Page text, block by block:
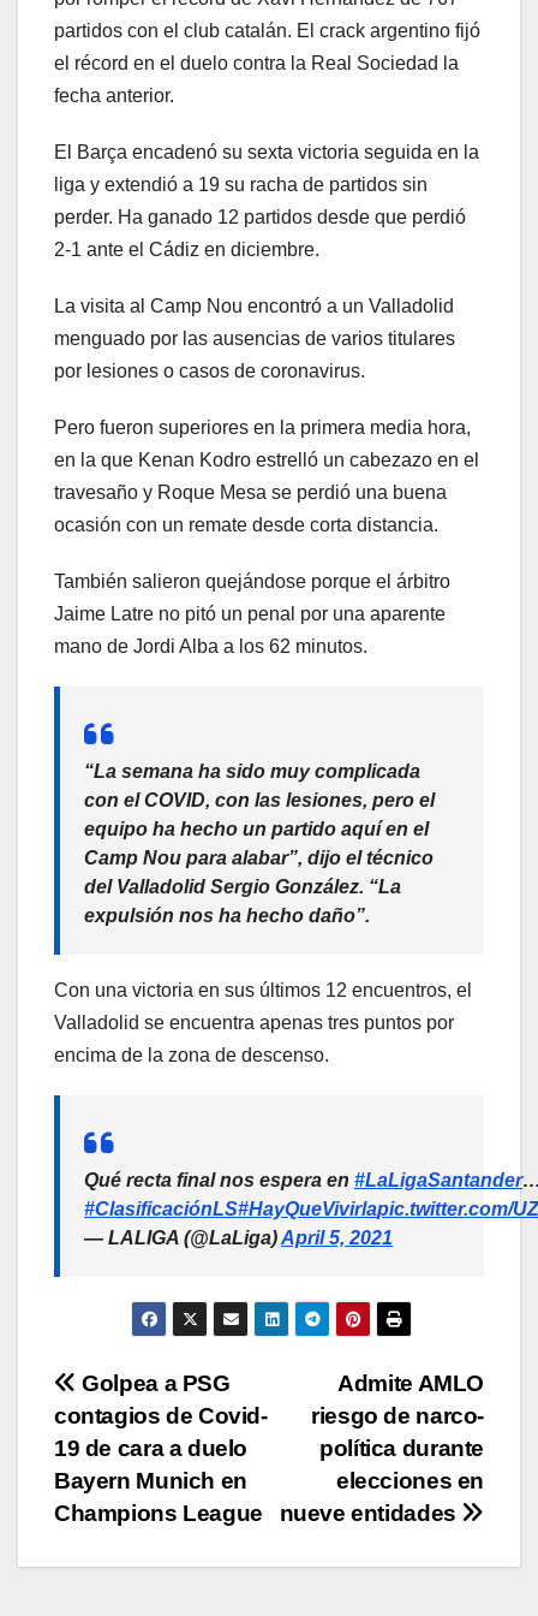
partidos con el club catalán. El crack argentino fijó
el récord en el duelo contra la Real Sociedad la
fecha anterior.
El Barça encadenó su sexta victoria seguida en la
liga y extendió a 19 su racha de partidos sin
perder. Ha ganado 12 partidos desde que perdió
2-1 ante el Cádiz en diciembre.
La visita al Camp Nou encontró a un Valladolid
menguado por las ausencias de varios titulares
por lesiones o casos de coronavirus.
Pero fueron superiores en la primera media hora,
en la que Kenan Kodro estrelló un cabezazo en el
travesaño y Roque Mesa se perdió una buena
ocasión con un remate desde corta distancia.
También salieron quejándose porque el árbitro
Jaime Latre no pitó un penal por una aparente
mano de Jordi Alba a los 62 minutos.
“La semana ha sido muy complicada
con el COVID, con las lesiones, pero el
equipo ha hecho un partido aquí en el
Camp Nou para alabar”, dijo el técnico
del Valladolid Sergio González. “La
expulsión nos ha hecho daño”.
Con una victoria en sus últimos 12 encuentros, el
Valladolid se encuentra apenas tres puntos por
encima de la zona de descenso.
Qué recta final nos espera en #LaLigaSantander
#ClasificaciónLS#HayQueVivirlapic.twitter.com/
— LALIGA (@LaLiga)April 5, 2021
Navegación
de
entradas
Admite AMLO
riesgo de narco-
política durante
elecciones en
nueve entidades
Golpea a PSG
contagios de Covid-
19 de cara a duelo
Bayern Munich en
Champions League